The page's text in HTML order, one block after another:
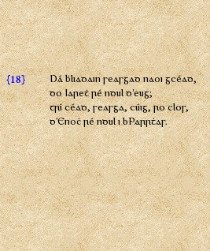
{18}
Dá ḃliadain seasgad naoi gcéad,
do Iareṫ ré ndul d'eug;
trí céad, seasga, cúig, ro clos,
d'Enoċ ré ndul i bParrṫas.